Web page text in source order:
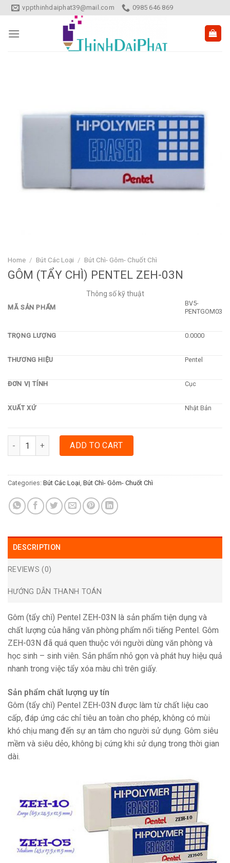
Skip
to
content
vppthinhdaiphat39@mail.com 0985 646 869
Home / Bút Các Loại / Bút Chì- Gôm- Chuốt Chì
GÔM (TẨY CHÌ) PENTEL ZEH-03N
Thông số kỹ thuật
MÃ SẢN PHẨM
BV5-
PENTGOM03
TRỌNG LƯỢNG 0.0000
THƯƠNG HIỆU Pentel
ĐƠN VỊ TÍNH Cục
XUẤT XỨ Nhật Bản
GÔM (TẨY CHÌ) PENTEL ZEH-03N quantity
ADD TO CART
Categories: Bút Các Loại Bút Chì- Gôm- Chuốt Chì
DESCRIPTION
REVIEWS (0)
HƯỚNG DẪN THANH TOÁN
Gôm (tẩy chì) Pentel ZEH-03N là sản phẩm tiện dụng và
chất lượng của hãng văn phòng phẩm nổi tiếng Pentel. Gôm
ZEH-03N đã quá quen thuộc với người dùng văn phòng và
học sinh – sinh viên. Sản phẩm nhỏ gọn và phát huy hiệu quả
nhanh trong việc tẩy xóa màu chì trên giấy.
Sản phẩm chất lượng uy tín
Gôm (tẩy chì) Pentel ZEH-03N được làm từ chất liệu cao
cấp, đáp ứng các chỉ tiêu an toàn cho phép, không có mùi
khó chịu mang đến sự an tâm cho người sử dụng. Gôm siêu
mềm và siêu dẻo, không bị cứng khi sử dụng trong thời gian
dài.